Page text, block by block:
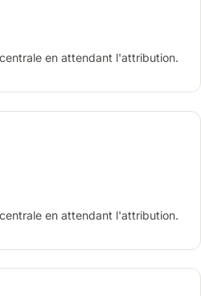
en attendant l'attribution.
en attendant l'attribution.